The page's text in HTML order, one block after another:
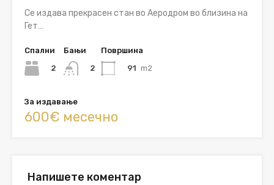
Се издава прекрасен стан во Аеродром во близина на
Гет…
Спални
2
Бањи
2
Површина
91 m2
За издавање
600€ месечно
Напишете коментар